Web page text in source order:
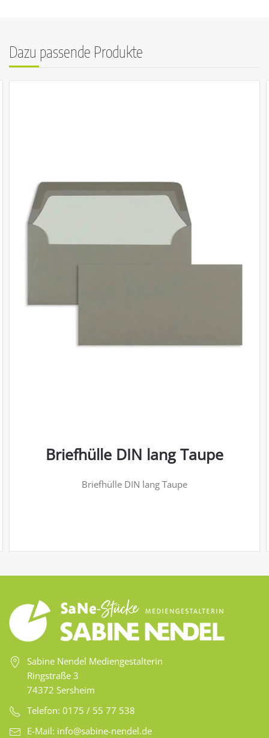
Dazu passende Produkte
Briefhülle DIN lang Taupe
Briefhülle DIN lang Taupe
Sabine Nendel Mediengestalterin
Ringstraße 3
74372 Sersheim
Telefon: 0175 / 55 77 538
E-Mail: info@sabine-nendel.de